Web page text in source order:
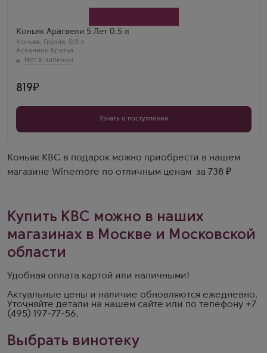
Коньяк Арагвели 5 Лет 0.5 л
Коньяк, Грузия, 0,5 л
Асканели Братья
Регион
Кахетия
Выдержка
5 лет
Анатолий Рыков
Насыщенный, с приятными древесными нотками.
819
Узнать о поступлении
Коньяк КВС в подарок можно приобрести в нашем
магазине Winemore по отличным ценам за 738 ₽
Купить КВС можно в наших
магазинах в Москве и Московской
области
Удобная оплата картой или наличными!
Актуальные цены и наличие обновляются ежедневно.
Уточняйте детали на нашем сайте или по телефону +7
(495) 197-77-56.
Выбрать винотеку